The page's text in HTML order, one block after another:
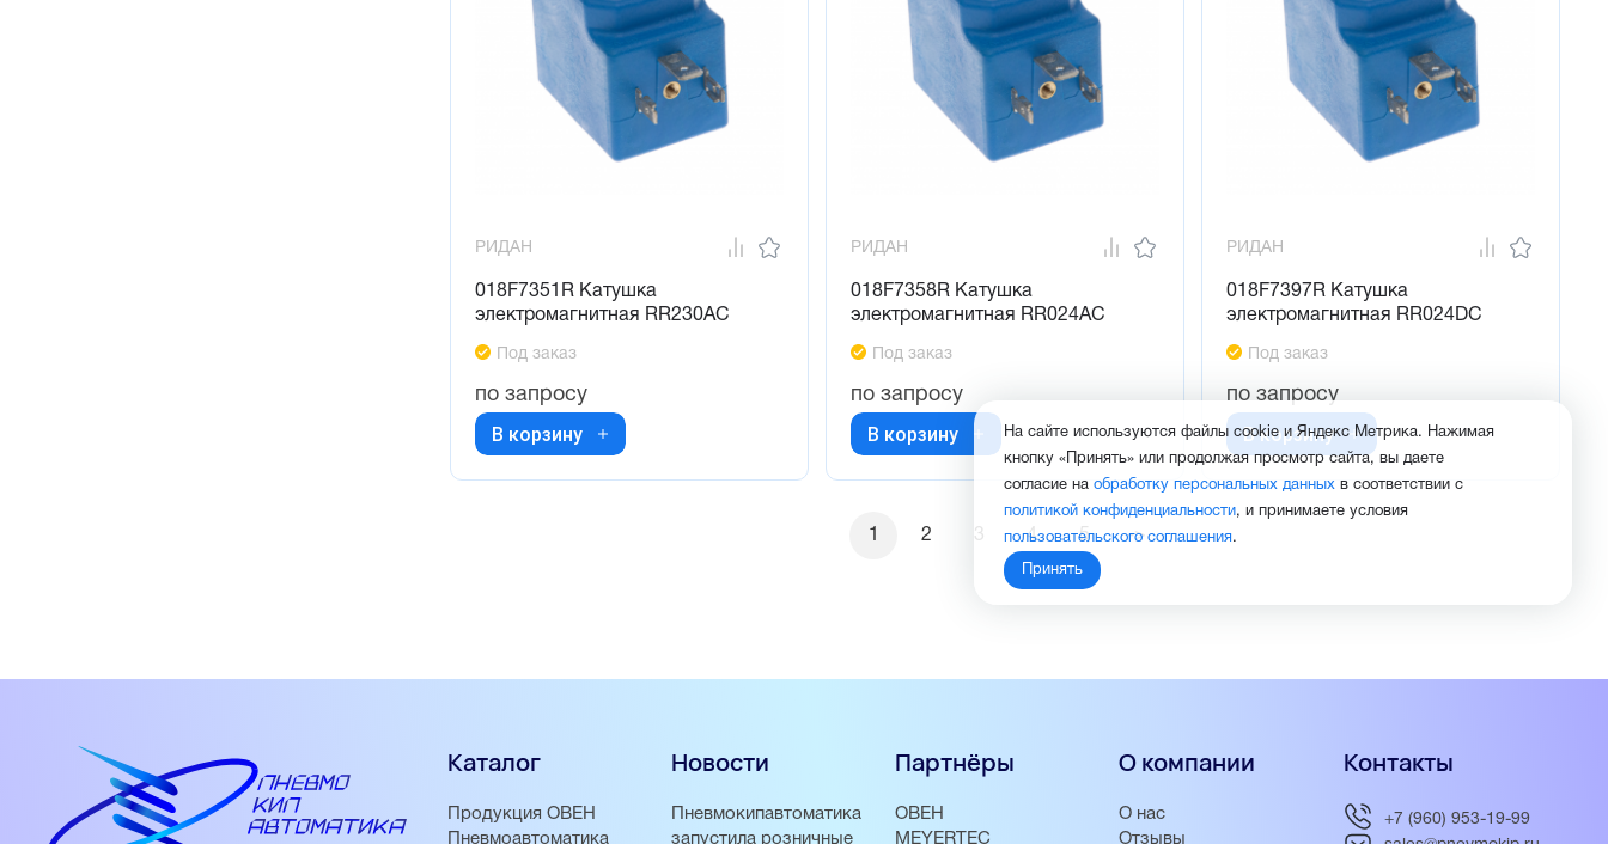
РИДАН
018F7351R Катушка
электромагнитная RR230AC
Под заказ
по запросу
В корзину
РИДАН
018F7358R Катушка
электромагнитная RR024AC
Под заказ
по запросу
В корзину
РИДАН
018F7397R Катушка
электромагнитная RR024DC
Под заказ
по запросу
В корзину
2 3 4 5 ->
Каталог
Продукция ОВЕН
Пневмоавтоматика
Новости
Пневмокипавтоматика
запустила розничные
Партнёры
ОВЕН
MEYERTEC
О компании
О нас
Отзывы
Контакты
+7 (960) 953-19-99
На сайте используются файлы cookie и Яндекс Метрика. Нажимая
кнопку «Принять» или продолжая просмотр сайта, вы даете
согласие на обработку персональных данных в соответствии с
политикой конфиденциальности, и принимаете условия
пользовательского соглашения.
Принять